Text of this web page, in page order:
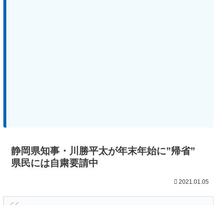
静岡県知事・川勝平太が年末年始に”帰省”
県民には自粛要請中
2021.01.05